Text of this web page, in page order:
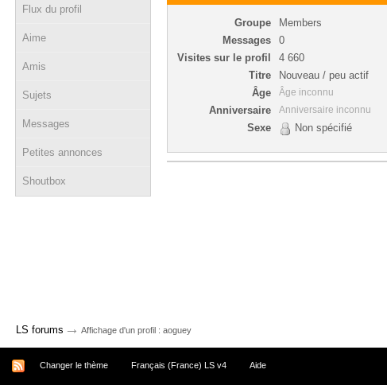
Flux du profil
Aime
Amis
Sujets
Messages
Petites annonces
Shoutbox
Groupe
Members
Messages
0
Visites sur le profil
4 660
Titre
Nouveau / peu actif
Âge
Âge inconnu
Anniversaire Anniversaire inconnu
Sexe Non spécifié
LS forums → Affichage d'un profil : aoguey
Changer le thème Français (France) LS v4 Aide